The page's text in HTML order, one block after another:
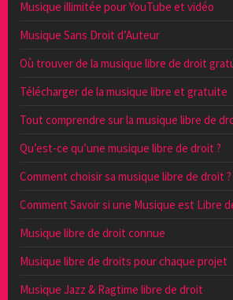
Musique illimitée pour YouTube et vidéo
Musique Sans Droit d’Auteur
Où trouver de la musique libre de droit
Télécharger de la musique libre et gratuite
Tout comprendre sur la musique libre de
Qu’est-ce qu’une musique libre de droit ?
Comment choisir sa musique libre de droit ?
Comment Savoir si une Musique est Libre
Musique libre de droit connue
Musique libre de droits pour chaque projet
Musique Jazz & Ragtime libre de droit